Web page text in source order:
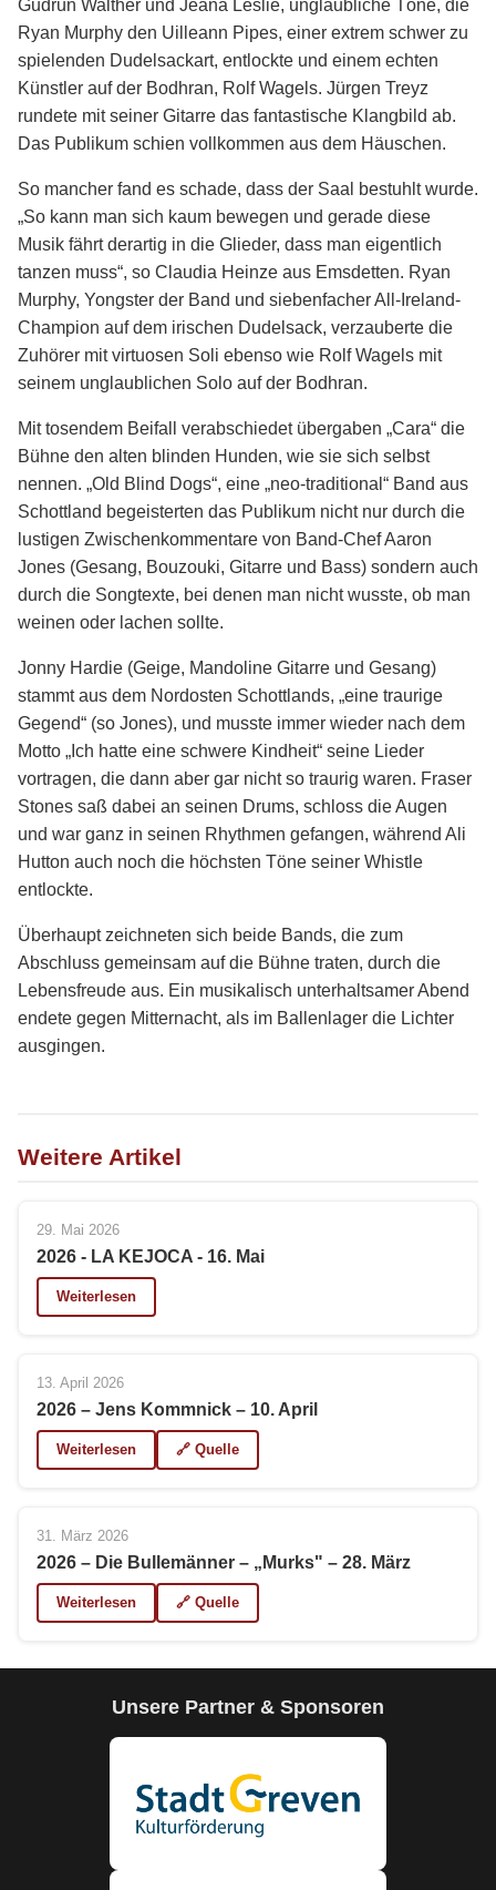
Gudrun Walther und Jeana Leslie, unglaubliche Töne, die
Ryan Murphy den Uilleann Pipes, einer extrem schwer zu
spielenden Dudelsackart, entlockte und einem echten
Künstler auf der Bodhran, Rolf Wagels. Jürgen Treyz
rundete mit seiner Gitarre das fantastische Klangbild ab.
Das Publikum schien vollkommen aus dem Häuschen.
So mancher fand es schade, dass der Saal bestuhlt wurde.
„So kann man sich kaum bewegen und gerade diese
Musik fährt derartig in die Glieder, dass man eigentlich
tanzen muss“, so Claudia Heinze aus Emsdetten. Ryan
Murphy, Yongster der Band und siebenfacher All-Ireland-
Champion auf dem irischen Dudelsack, verzauberte die
Zuhörer mit virtuosen Soli ebenso wie Rolf Wagels mit
seinem unglaublichen Solo auf der Bodhran.
Mit tosendem Beifall verabschiedet übergaben „Cara“ die
Bühne den alten blinden Hunden, wie sie sich selbst
nennen. „Old Blind Dogs“, eine „neo-traditional“ Band aus
Schottland begeisterten das Publikum nicht nur durch die
lustigen Zwischenkommentare von Band-Chef Aaron
Jones (Gesang, Bouzouki, Gitarre und Bass) sondern auch
durch die Songtexte, bei denen man nicht wusste, ob man
weinen oder lachen sollte.
Jonny Hardie (Geige, Mandoline Gitarre und Gesang)
stammt aus dem Nordosten Schottlands, „eine traurige
Gegend“ (so Jones), und musste immer wieder nach dem
Motto „Ich hatte eine schwere Kindheit“ seine Lieder
vortragen, die dann aber gar nicht so traurig waren. Fraser
Stones saß dabei an seinen Drums, schloss die Augen
und war ganz in seinen Rhythmen gefangen, während Ali
Hutton auch noch die höchsten Töne seiner Whistle
entlockte.
Überhaupt zeichneten sich beide Bands, die zum
Abschluss gemeinsam auf die Bühne traten, durch die
Lebensfreude aus. Ein musikalisch unterhaltsamer Abend
endete gegen Mitternacht, als im Ballenlager die Lichter
ausgingen.
Weitere Artikel
29. Mai 2026
2026 - LA KEJOCA - 16. Mai
Weiterlesen
13. April 2026
2026 – Jens Kommnick – 10. April
Weiterlesen 🔗 Quelle
31. März 2026
2026 – Die Bullemänner – „Murks" – 28. März
Weiterlesen 🔗 Quelle
Unsere Partner & Sponsoren